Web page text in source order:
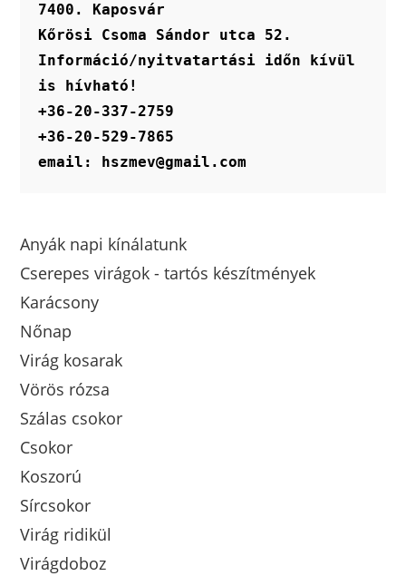
7400. Kaposvár
Kőrösi Csoma Sándor utca 52.
Információ/nyitvatartási időn kívül
is hívható!
+36-20-337-2759
+36-20-529-7865
email: hszmev@gmail.com
Anyák napi kínálatunk
Cserepes virágok - tartós készítmények
Karácsony
Nőnap
Virág kosarak
Vörös rózsa
Szálas csokor
Csokor
Koszorú
Sírcsokor
Virág ridikül
Virágdoboz